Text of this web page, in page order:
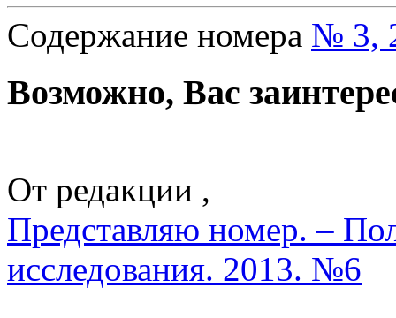
Содержание номера № 3,
Возможно, Вас
От редакции ,
Представляю номер. –
исследования. 2013. №6